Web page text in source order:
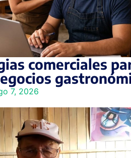
comerciales
7, 2026